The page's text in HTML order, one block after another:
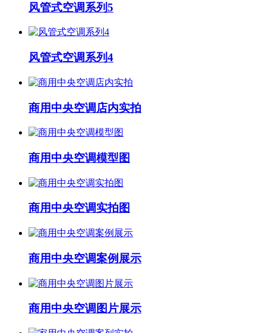
风管式空调系列5
风管式空调系列4
商用中央空调店内实拍
商用中央空调模型图
商用中央空调实拍图
商用中央空调案例展示
商用中央空调图片展示